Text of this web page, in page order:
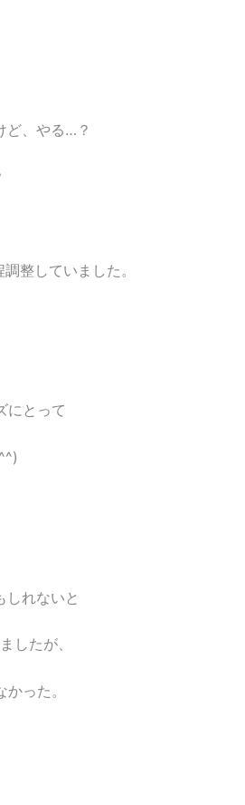
ど、やる…？
整していました。
にとって
しれないと
したが、
った。